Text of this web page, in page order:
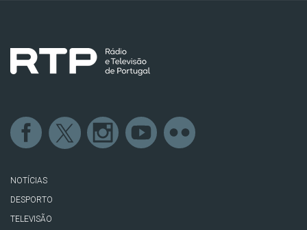
NOTÍCIAS
DESPORTO
TELEVISÃO